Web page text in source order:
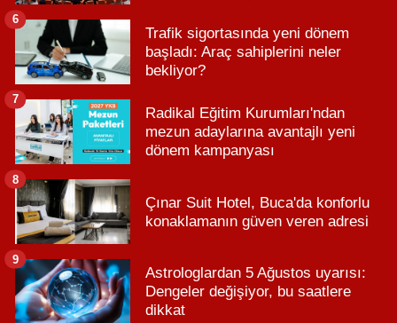
Trafik sigortasında yeni dönem
başladı: Araç sahiplerini neler
bekliyor?
6
Radikal Eğitim Kurumları'ndan
mezun adaylarına avantajlı yeni
dönem kampanyası
7
Çınar Suit Hotel, Buca'da konforlu
konaklamanın güven veren adresi
8
Astrologlardan 5 Ağustos uyarısı:
Dengeler değişiyor, bu saatlere
dikkat
9